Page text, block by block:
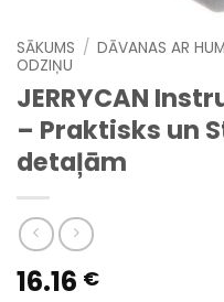
SĀKUMS / DĀVANAS AR
ODZIŅU
JERRYCAN
– Praktisks un
detaļām
16.16 €